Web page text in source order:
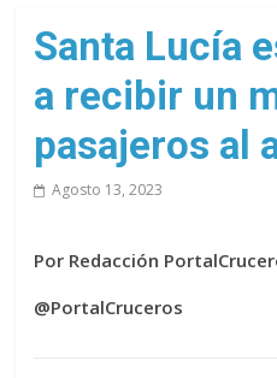
de
cruceros
en
un
solo
sitio
Santa Lucía
a recibir un
pasajeros al
Agosto 13, 2023
Por Redacción
@PortalCruceros